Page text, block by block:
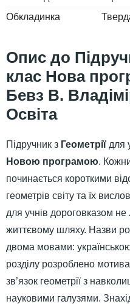
Обкладинка
клас Нова
Бевз В.
Освіта
Підручник з Геометрії для
Новою програмою.
починається короткими
геометрів світу та їх
для учнів дороговказом
життєвому шляху. Назви
двома мовами:
розділу розроблено
зв’язок геометрії з
науковими галузями.